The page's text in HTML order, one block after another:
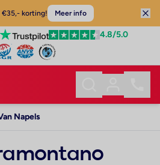
korting! Meer info
4.8/5.0
Napels